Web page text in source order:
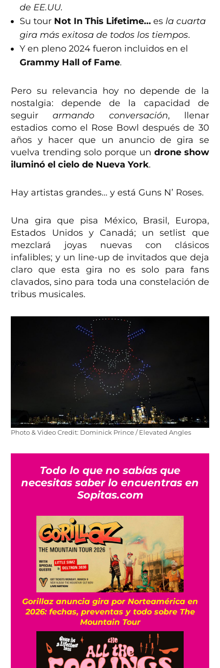
de EE.UU.
Su tour Not In This Lifetime… es la cuarta
gira más exitosa de todos los tiempos.
Y en pleno 2024 fueron incluidos en el
Grammy Hall of Fame.
Pero su relevancia hoy no depende de la
nostalgia: depende de la capacidad de
seguirarmando conversación, llenar
estadios como el Rose Bowl después de 30
años y hacer que un anuncio de gira se
vuelva trending solo porque un drone show
iluminó el cielo de Nueva York.
Hay artistas grandes… y está Guns N’ Roses.
Una gira que pisa México, Brasil, Europa,
Estados Unidos y Canadá; un setlist que
mezclará joyas nuevas con clásicos
infalibles; y un line-up de invitados que deja
claro que esta gira no es solo para fans
clavados, sino para toda una constelación de
tribus musicales.
Photo & Video Credit: Dominick Prince / Elevated Angles
Todo lo que no sabías que
necesitas saber lo encuentras en
Sopitas.com
Gorillaz anuncia gira por Norteamérica en
2026: fechas, preventas y todo sobre The
Mountain Tour